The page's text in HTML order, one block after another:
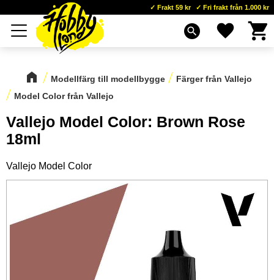
Meny
Frakt 59 kr Fri frakt från 1.000 kr
search Favoriter
Modellfärg till modellbygge
Färger från Vallejo
Model Color från Vallejo
Vallejo Model Color: Brown Rose
18ml
Vallejo Model Color